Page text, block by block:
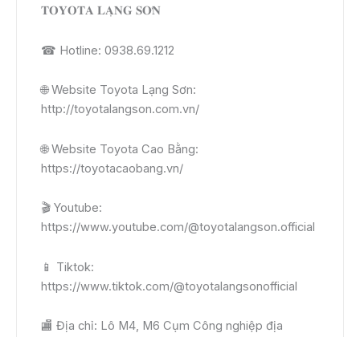
𝐓𝐎𝐘𝐎𝐓𝐀 𝐋𝐀̣𝐍𝐆 𝐒𝐎̛𝐍
☎ Hotline: 0938.69.1212
🌐 Website Toyota Lạng Sơn:
http://toyotalangson.com.vn/
🌐 Website Toyota Cao Bằng:
https://toyotacaobang.vn/
🎬 Youtube:
https://www.youtube.com/@toyotalangson.official
📱 Tiktok:
https://www.tiktok.com/@toyotalangsonofficial
🏬 Địa chỉ: Lô M4, M6 Cụm Công nghiệp địa